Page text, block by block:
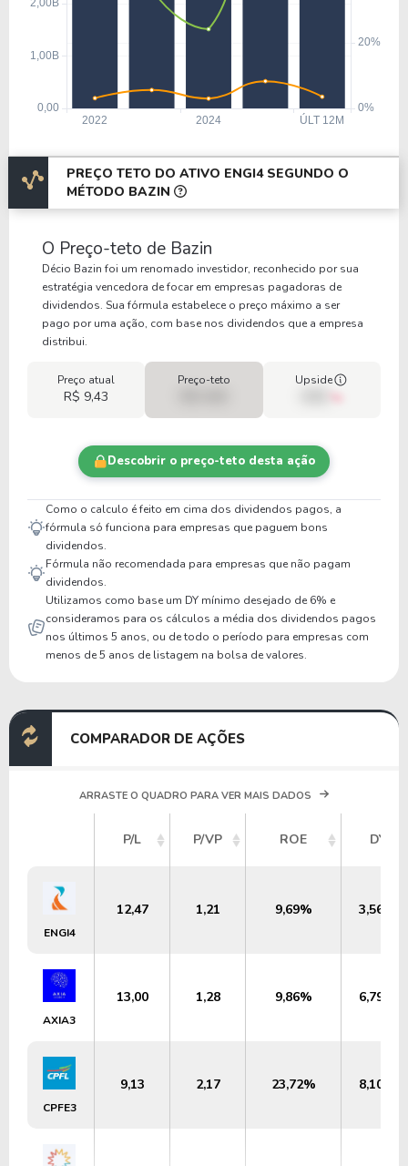
PREÇO TETO DO ATIVO ENGI4 SEGUNDO O
MÉTODO BAZIN
O Preço-teto de Bazin
Décio Bazin foi um renomado investidor, reconhecido por sua
estratégia vencedora de focar em empresas pagadoras de
dividendos. Sua fórmula estabelece o preço máximo a ser
pago por uma ação, com base nos dividendos que a empresa
distribui.
Preço atual
R$ 9,43
Preço-teto Upside
Descobrir o preço-teto desta ação
Como o calculo é feito em cima dos dividendos pagos, a
fórmula só funciona para empresas que paguem bons
dividendos.
Fórmula não recomendada para empresas que não pagam
dividendos.
Utilizamos como base um DY mínimo desejado de 6% e
consideramos para os cálculos a média dos dividendos pagos
nos últimos 5 anos, ou de todo o período para empresas com
menos de 5 anos de listagem na bolsa de valores.
COMPARADOR DE AÇÕES
ARRASTE O QUADRO PARA VER MAIS DADOS
P/L P/VP ROE DY
ENGI4
12,47 1,21 9,69% 3,56%
AXIA3
13,00 1,28 9,86% 6,79%
CPFE3
9,13 2,17 23,72% 8,10%